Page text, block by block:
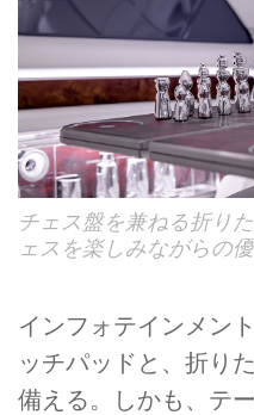
チェス盤を兼ねる折り
ェスを楽しみながらの
インフォテインメン
ッチパッドと、折り
備える。しかも、テ